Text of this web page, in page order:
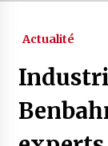
Actualité